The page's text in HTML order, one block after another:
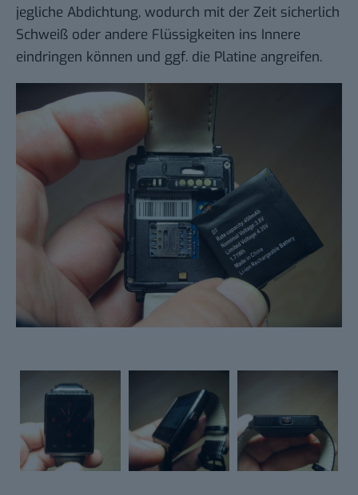
jegliche Abdichtung, wodurch mit der Zeit sicherlich
Schweiß oder andere Flüssigkeiten ins Innere
eindringen können und ggf. die Platine angreifen.